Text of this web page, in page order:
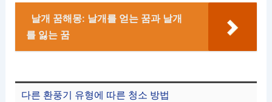
날개 꿈해몽: 날개를 얻는 꿈과 날개
를 잃는 꿈
다른 환풍기 유형에 따른 청소 방법